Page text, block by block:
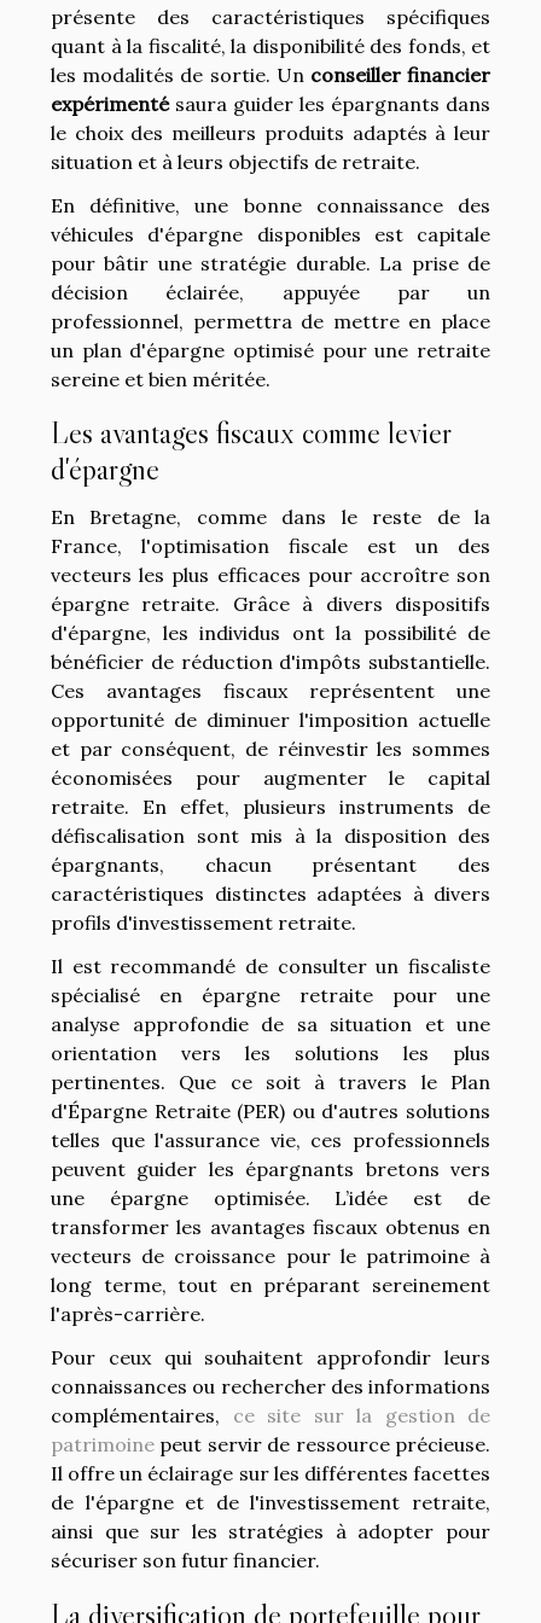
présente des caractéristiques spécifiques
quant à la fiscalité, la disponibilité des fonds, et
les modalités de sortie. Un conseiller financier
expérimentésaura guider les épargnants dans
le choix des meilleurs produits adaptés à leur
situation et à leurs objectifs de retraite.
En définitive, une bonne connaissance des
véhicules d'épargne disponibles est capitale
pour bâtir une stratégie durable. La prise de
décision éclairée, appuyée par un
professionnel, permettra de mettre en place
un plan d'épargne optimisé pour une retraite
sereine et bien méritée.
Les avantages fiscaux comme levier
d'épargne
En Bretagne, comme dans le reste de la
France, l'optimisation fiscale est un des
vecteurs les plus efficaces pour accroître son
épargne retraite. Grâce à divers dispositifs
d'épargne, les individus ont la possibilité de
bénéficier de réduction d'impôts substantielle.
Ces avantages fiscaux représentent une
opportunité de diminuer l'imposition actuelle
et par conséquent, de réinvestir les sommes
économisées pour augmenter le capital
retraite. En effet, plusieurs instruments de
défiscalisation sont mis à la disposition des
épargnants, chacun présentant des
caractéristiques distinctes adaptées à divers
profils d'investissement retraite.
Il est recommandé de consulter un fiscaliste
spécialisé en épargne retraite pour une
analyse approfondie de sa situation et une
orientation vers les solutions les plus
pertinentes. Que ce soit à travers le Plan
d'Épargne Retraite (PER) ou d'autres solutions
telles que l'assurance vie, ces professionnels
peuvent guider les épargnants bretons vers
une épargne optimisée. L’idée est de
transformer les avantages fiscaux obtenus en
vecteurs de croissance pour le patrimoine à
long terme, tout en préparant sereinement
l'après-carrière.
Pour ceux qui souhaitent approfondir leurs
connaissances ou rechercher des informations
complémentaires, ce site sur la gestion de
patrimoine peut servir de ressource précieuse.
Il offre un éclairage sur les différentes facettes
de l'épargne et de l'investissement retraite,
ainsi que sur les stratégies à adopter pour
sécuriser son futur financier.